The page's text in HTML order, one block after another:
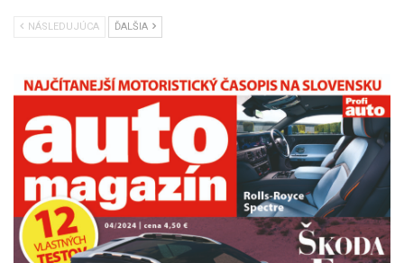
NÁSLEDUJÚCA ĎALŠIA